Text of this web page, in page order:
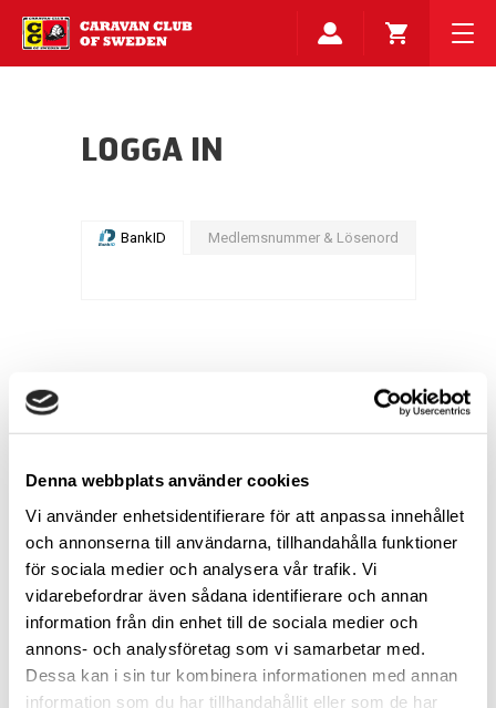
Denna webbplats använder cookies
Vi använder enhetsidentifierare för att anpassa innehållet
och annonserna till användarna, tillhandahålla funktioner
för sociala medier och analysera vår trafik. Vi
vidarebefordrar även sådana identifierare och annan
information från din enhet till de sociala medier och
annons- och analysföretag som vi samarbetar med.
Dessa kan i sin tur kombinera informationen med annan
information som du har tillhandahållit eller som de har
LOGGA IN
BankID Medlemsnummer & Lösenord
För dig som är blivande ny medlemTa del av alla förmåner.
Bli medlem idag.